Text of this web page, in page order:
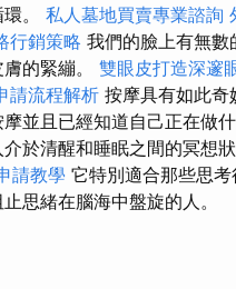
。 私人墓地買賣專業諮詢
行銷策略 我們的臉上有無數
的緊繃。 雙眼皮打造深邃
請流程解析 按摩具有如此奇
並且已經知道自己正在做
於清醒和睡眠之間的冥想狀
請教學 它特別適合那些思考
思緒在腦海中盤旋的人。